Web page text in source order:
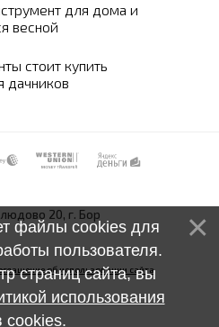
для дома и
весной
стоит купить
дачников
20, г. Бор
об использовании сайта
файлы cookies для
пользователя.
страниц сайта, вы
использования
cookies.